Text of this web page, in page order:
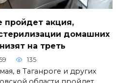
пройдет акция,
домашних
на треть
135
в Таганроге и других